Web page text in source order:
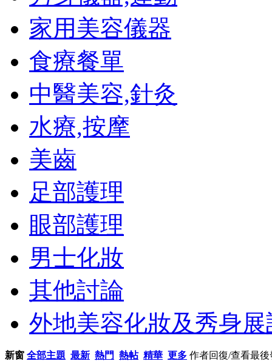
家用美容儀器
食療餐單
中醫美容,針灸
水療,按摩
美齒
足部護理
眼部護理
男士化妝
其他討論
外地美容化妝及秀身展
新窗 全部主題 最新 熱門 熱帖 精華 更多 作者回復/查看最後